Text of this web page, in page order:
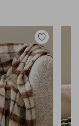
Lägg
till
i
favoriter